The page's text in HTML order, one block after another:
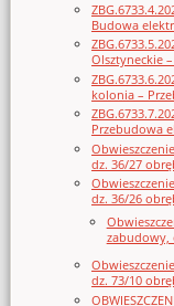
Budowa
Olsztyneckie
kolonia –
Przebudowa
dz. 36/27
dz. 36/26
zabudowy,
dz. 73/10